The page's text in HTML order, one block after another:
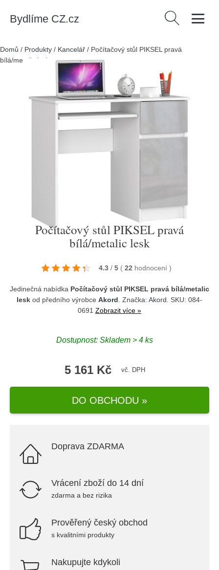
Bydlíme CZ.cz Vyhledávání
Domů / Produkty / Kancelář / Počítačový stůl PIKSEL pravá
bílá/metalic lesk
Počítačový stůl PIKSEL pravá
bílá/metalic lesk
4.3 / 5 ( 22 hodnocení )
Jedinečná nabídka Počítačový stůl PIKSEL pravá bílá/metalic
lesk od předního výrobce Akord . Značka: Akord . SKU: 084-
0691 Zobrazit více »
Dostupnost: Skladem > 4 ks
5 161 Kč vč. DPH
DO OBCHODU »
Doprava ZDARMA
Vrácení zboží do 14 dní
zdarma a bez rizika
Prověřený český obchod
s kvalitními produkty
Nakupujte kdykoli